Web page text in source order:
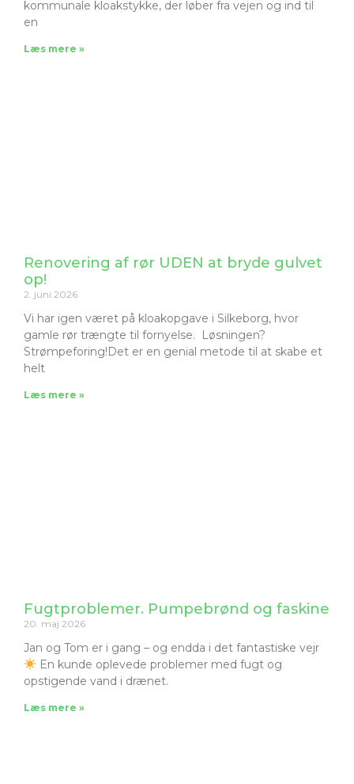
kommunale kloakstykke, der løber fra vejen og ind til
en
Læs mere »
Renovering af rør UDEN at bryde gulvet
op!
2. juni 2026
Vi har igen været på kloakopgave i Silkeborg, hvor
gamle rør trængte til fornyelse. Løsningen?
Strømpeforing!Det er en genial metode til at skabe et
helt
Læs mere »
Fugtproblemer. Pumpebrønd og faskine
20. maj 2026
Jan og Tom er i gang – og endda i det fantastiske vejr
En kunde oplevede problemer med fugt og
opstigende vand i drænet.
Læs mere »